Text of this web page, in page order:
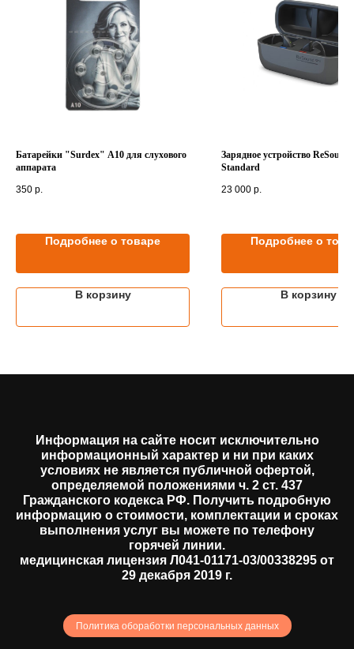
Батарейки "Surdex" A10 для слухового
аппарата
350 р.
Подробнее о товаре
В корзину
Зарядное устройство
Standard
23 000 р.
Подробнее о
В корзину
Информация на сайте носит исключительно
информационный характер и ни при каких
условиях не является публичной офертой,
определяемой положениями ч. 2 ст. 437
Гражданского кодекса РФ. Получить подробную
информацию о стоимости, комплектации и сроках
выполнения услуг вы можете по телефону
горячей линии.
медицинская лицензия Л041-01171-03/00338295 от
29 декабря 2019 г.
Политика обоработки персональных данных